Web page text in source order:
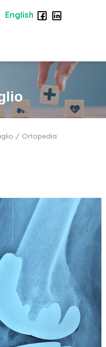
English
/ Ortopedia